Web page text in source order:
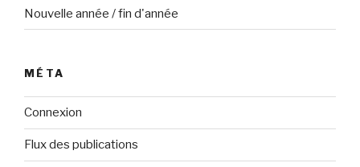
Nouvelle année / fin d'année
MÉTA
Connexion
Flux des publications